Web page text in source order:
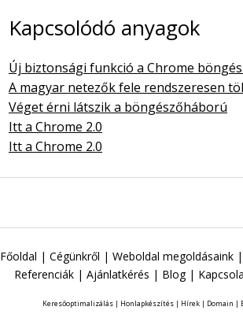
Kapcsolódó anyagok
Új biztonsági funkció a Chrome
A magyar netezők fele rendszeresen
Véget érni látszik a böngészőháború
Itt a Chrome 2.0
Itt a Chrome 2.0
Főoldal |Cégünkről |Weboldal megoldásaink
Referenciák |Ajánlatkérés | Blog|
Keresőoptimalizálás| Honlapkészítés| Hírek| Domain |